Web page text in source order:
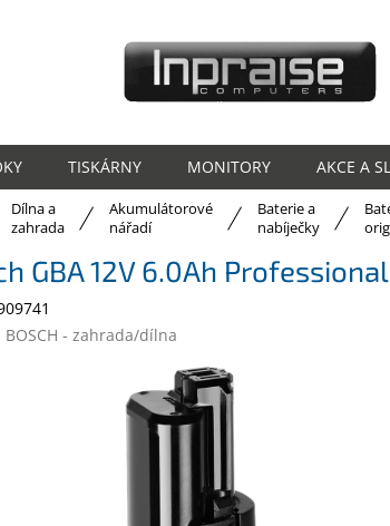
TISKÁRNY MONITORY AKCE A
Dílna a
zahrada
Akumulátorové
nářadí
Baterie a
nabíječky
GBA 12V 6.0Ah
BOSCH - zahrada/dílna